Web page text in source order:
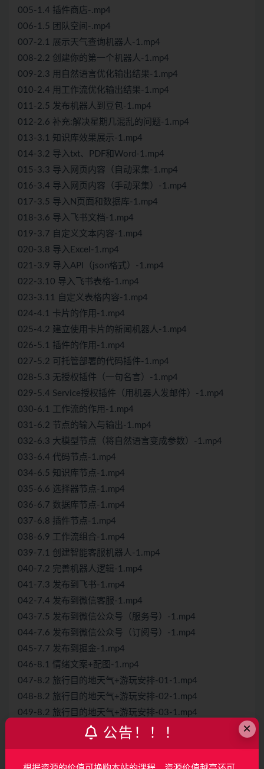
005-1.4 插件商店-.mp4
006-1.5 团队空间-.mp4
007-2.1 展示天气查询机器人-1.mp4
008-2.2 创建你的第一个机器人-1.mp4
009-2.3 用自然语言优化输出结果-1.mp4
010-2.4 用工作流优化输出结果-1.mp4
011-2.5 发布机器人到豆包-1.mp4
012-2.6 补充:解决星期几混乱的问题-1.mp4
013-3.1 知识库效果展示-1.mp4
014-3.2 导入txt、PDF和Word-1.mp4
015-3.3 导入网页内容（自动采集-1.mp4
016-3.4 导入网页内容（手动采集）-1.mp4
017-3.5 导入N页面和数据库-1.mp4
018-3.6 导入飞书文档-1.mp4
019-3.7 自定义文本内容-1.mp4
020-3.8 导入Excel-1.mp4
021-3.9 导入API（json格式）-1.mp4
022-3.10 导入飞书表格-1.mp4
023-3.11 自定义表格内容-1.mp4
024-4.1 卡片的作用-1.mp4
025-4.2 建立使用卡片的新闻机器人-1.mp4
026-5.1 插件的作用-1.mp4
027-5.2 可托管部署的代码插件-1.mp4
028-5.3 无授权插件（一句名言）-1.mp4
029-5.4 Service授权插件（用机器人发邮件）-1.mp4
030-6.1 工作流的作用-1.mp4
031-6.2 节点的输入与输出-1.mp4
032-6.3 大模型节点（将自然语言变成参数）-1.mp4
033-6.4 代码节点-1.mp4
034-6.5 知识库节点-1.mp4
035-6.6 选择器节点-1.mp4
036-6.7 数据库节点-1.mp4
037-6.8 插件节点-1.mp4
038-6.9 工作流组合-1.mp4
039-7.1 创建智能客服机器人-1.mp4
040-7.2 完善机器人逻辑-1.mp4
041-7.3 发布到飞书-1.mp4
042-7.4 发布到微信客服-1.mp4
043-7.5 发布到微信公众号（服务号）-1.mp4
044-7.6 发布到微信公众号（订阅号）-1.mp4
045-7.7 发布到掘金-1.mp4
046-8.1 情绪文案+配图-1.mp4
047-8.2 旅行目的地天气+游玩安排-01-1.mp4
048-8.2 旅行目的地天气+游玩安排-02-1.mp4
049-8.2 旅行目的地天气+游玩安排-03-1.mp4
050-9.1 工作流-选择器节点和变量节点-1.mp4
×
公告！！！